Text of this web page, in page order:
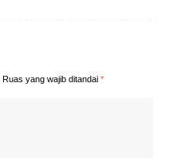
Ruas yang wajib ditandai *